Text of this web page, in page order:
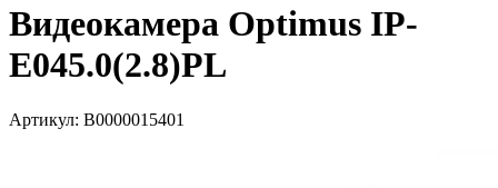
Видеокамера Optimus IP-
E045.0(2.8)PL
Артикул: В0000015401